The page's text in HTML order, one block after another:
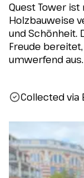
Quest Tower ist
Holzbauweise
und Schönheit.
Freude
umwerfend aus.
Collected via